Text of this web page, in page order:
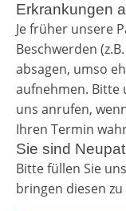
Erkrankungen
Je früher unsere
Beschwerden
absagen, umso
aufnehmen. Bitte
uns anrufen,
Ihren Termin
Sie sind
Bitte füllen Sie
bringen diesen